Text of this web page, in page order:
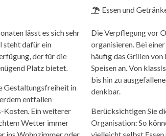
lässt es sich sehr
steht dafür ein
der für die
Platz bietet.
Gestaltungsfreiheit in
entfallen
Kosten. Ein weiterer
Wetter immer
Essen und
Die Verpflegung vor
organisieren. Bei
häufig das Grillen von
Speisen an. Von
bis hin zu
denkbar.
Berücksichtigen Sie
Organisation: So